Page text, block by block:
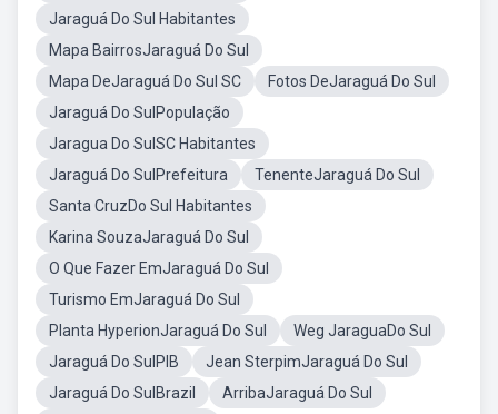
Jaraguá Do Sul Habitantes
Mapa BairrosJaraguá Do Sul
Mapa DeJaraguá Do Sul SC
Fotos DeJaraguá Do Sul
Jaraguá Do SulPopulação
Jaragua Do SulSC Habitantes
Jaraguá Do SulPrefeitura
TenenteJaraguá Do Sul
Santa CruzDo Sul Habitantes
Karina SouzaJaraguá Do Sul
O Que Fazer EmJaraguá Do Sul
Turismo EmJaraguá Do Sul
Planta HyperionJaraguá Do Sul
Weg JaraguaDo Sul
Jaraguá Do SulPIB
Jean SterpimJaraguá Do Sul
Jaraguá Do SulBrazil
ArribaJaraguá Do Sul